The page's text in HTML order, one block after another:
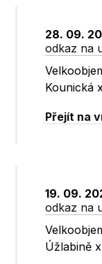
28. 09.
odkaz na
Kounická
Přejít na
19. 09.
odkaz na
Úžlabině